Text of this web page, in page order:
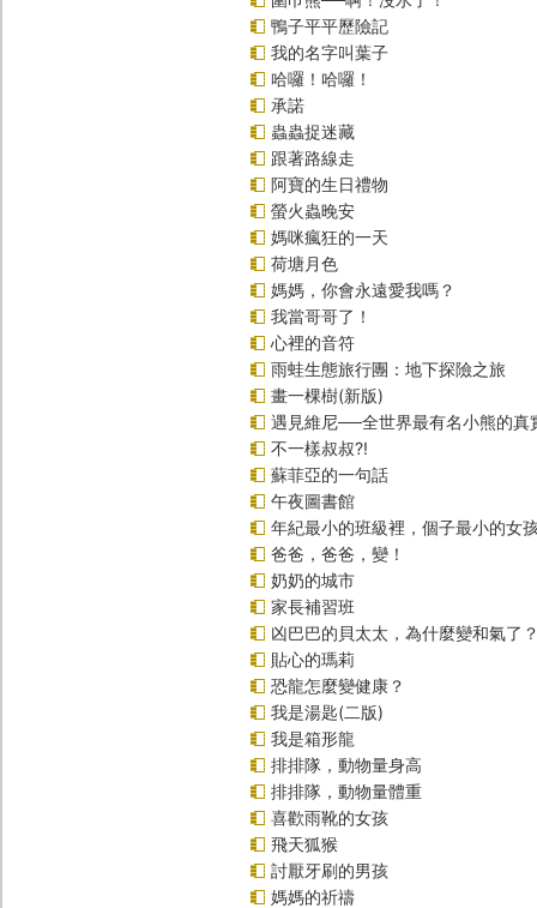
鴨子平平歷險記
我的名字叫葉子
哈囉！哈囉！
承諾
蟲蟲捉迷藏
跟著路線走
阿寶的生日禮物
螢火蟲晚安
媽咪瘋狂的一天
荷塘月色
媽媽，你會永遠愛我嗎？
我當哥哥了！
心裡的音符
雨蛙生態旅行團：地下探險之旅
畫一棵樹(新版)
遇見維尼──全世界最有名小熊的真
不一樣叔叔?!
蘇菲亞的一句話
午夜圖書館
年紀最小的班級裡，個子最小的女
爸爸，爸爸，變！
奶奶的城市
家長補習班
凶巴巴的貝太太，為什麼變和氣了
貼心的瑪莉
恐龍怎麼變健康？
我是湯匙(二版)
我是箱形龍
排排隊，動物量身高
排排隊，動物量體重
喜歡雨靴的女孩
飛天狐猴
討厭牙刷的男孩
媽媽的祈禱